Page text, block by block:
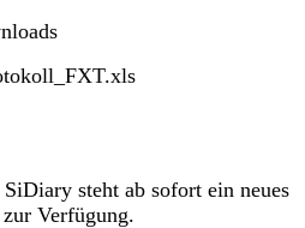
steht ab sofort ein neues
Verfügung.